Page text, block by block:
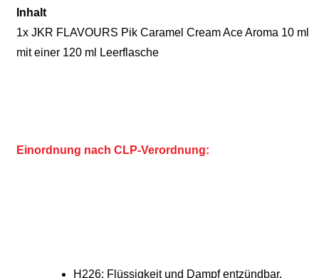
Inhalt
1x JKR FLAVOURS Pik Caramel Cream Ace Aroma 10 ml
mit einer 120 ml Leerflasche
Einordnung nach CLP-Verordnung:
H226: Flüssigkeit und Dampf entzündbar.